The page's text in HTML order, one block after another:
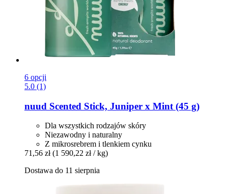
6 opcji
5.0 (1)
nuud Scented Stick, Juniper x Mint (45 g)
Dla wszystkich rodzajów skóry
Niezawodny i naturalny
Z mikrosrebrem i tlenkiem cynku
71,56 zł (1 590,22 zł / kg)
Dostawa do 11 sierpnia